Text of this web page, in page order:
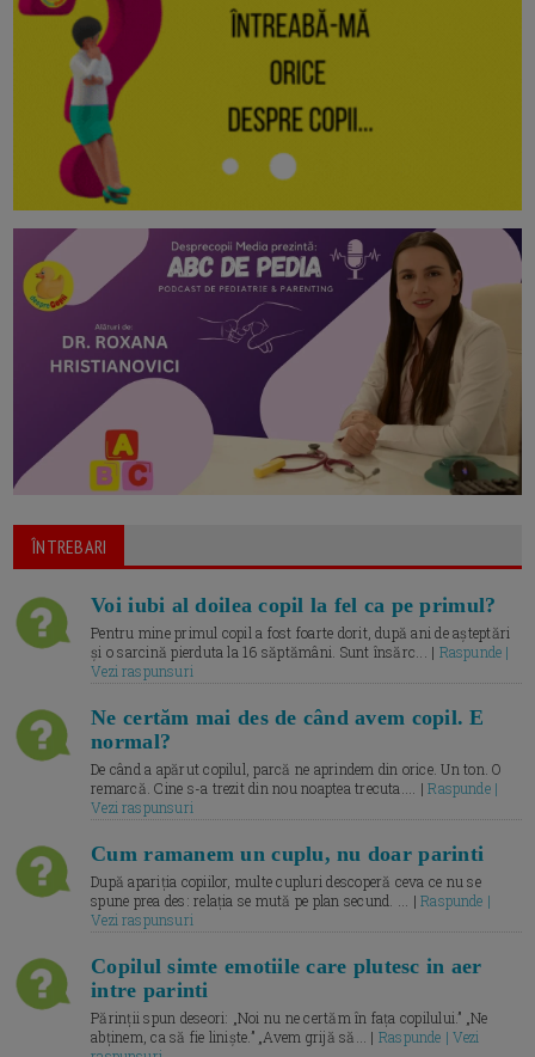
ÎNTREBARI
Voi iubi al doilea copil la fel ca pe primul?
Pentru mine primul copil a fost foarte dorit, după ani de așteptări
și o sarcină pierduta la 16 săptămâni. Sunt însărc... | Raspunde |
Vezi raspunsuri
Ne certăm mai des de când avem copil. E
normal?
De când a apărut copilul, parcă ne aprindem din orice. Un ton. O
remarcă. Cine s-a trezit din nou noaptea trecuta.... |Raspunde |
Vezi raspunsuri
Cum ramanem un cuplu, nu doar parinti
După apariția copiilor, multe cupluri descoperă ceva ce nu se
spune prea des: relația se mută pe plan secund. ... |Raspunde |
Vezi raspunsuri
Copilul simte emotiile care plutesc in aer
intre parinti
Părinții spun deseori: „Noi nu ne certăm în fața copilului.” „Ne
abținem, ca să fie liniște.” „Avem grijă să... | Raspunde | Vezi